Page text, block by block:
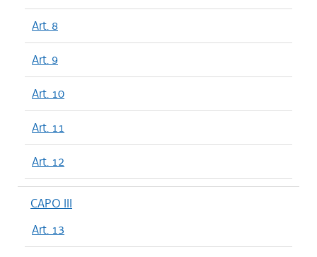
Art. 8
Art. 9
Art. 10
Art. 11
Art. 12
CAPO III
Art. 13